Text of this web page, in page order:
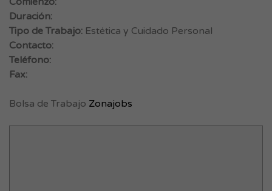
Duración:
Tipo de Trabajo: Estética y Cuidado Personal
Contacto:
Teléfono:
Fax:
Bolsa de Trabajo Zonajobs